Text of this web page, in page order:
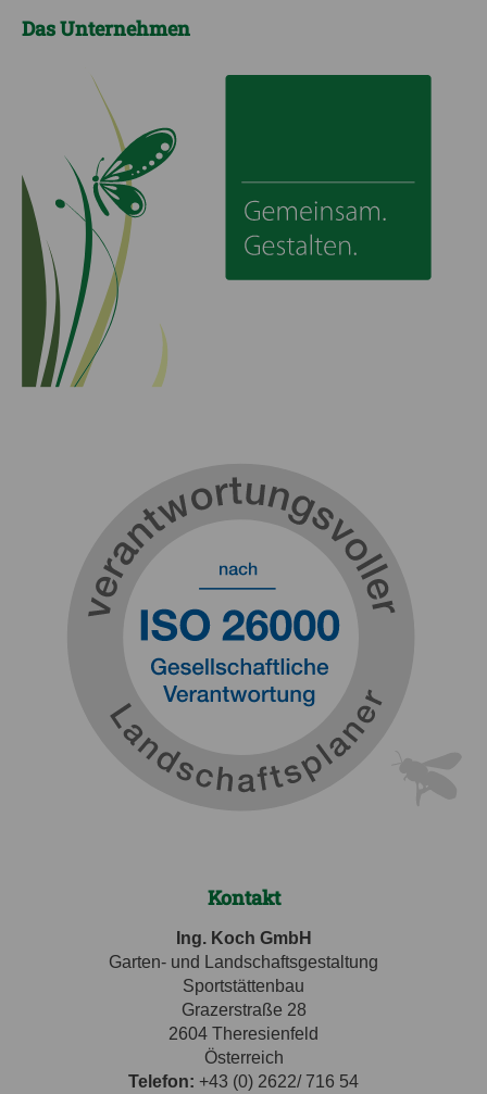
Das Unternehmen
Kontakt
Ing. Koch GmbH
Garten- und Landschaftsgestaltung
Sportstättenbau
Grazerstraße 28
2604 Theresienfeld
Österreich
Telefon: +43 (0) 2622/ 716 54